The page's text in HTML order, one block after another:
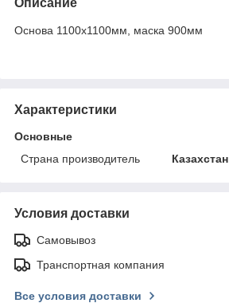
Описание
Основа 1100x1100мм, маска 900мм
Характеристики
Основные
Страна производитель
Казахстан
Условия доставки
Самовывоз
Транспортная компания
Все условия доставки